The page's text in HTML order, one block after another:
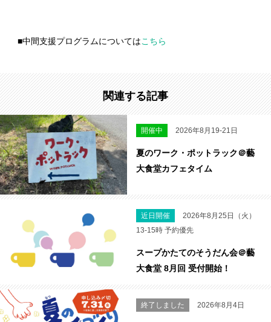
■中間支援プログラムについてはこちら
関連する記事
開催中 2026年8月19-21日
夏のワーク・ポットラック＠藝
大食堂カフェタイム
近日開催
2026年8月25日（火）
13-15時 予約優先
スープかたてのそうだん会＠藝
大食堂 8月回 受付開始！
終了しました 2026年8月4日